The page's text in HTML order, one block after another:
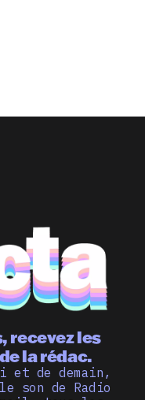
recevez les
la rédac.
et de demain,
son de Radio